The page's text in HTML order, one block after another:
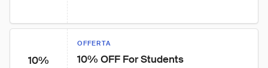
10%
OFFERTA
10% OFF For Students